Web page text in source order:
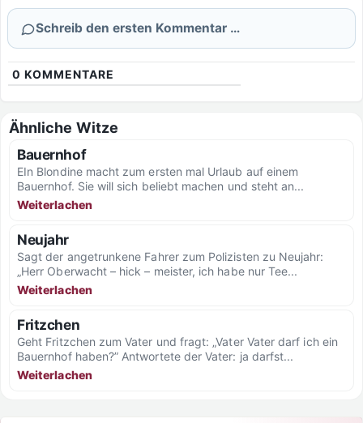
Schreib den ersten Kommentar …
0 KOMMENTARE
Ähnliche Witze
Bauernhof
EIn Blondine macht zum ersten mal Urlaub auf einem
Bauernhof. Sie will sich beliebt machen und steht an...
Weiterlachen
Neujahr
Sagt der angetrunkene Fahrer zum Polizisten zu Neujahr:
„Herr Oberwacht – hick – meister, ich habe nur Tee...
Weiterlachen
Fritzchen
Geht Fritzchen zum Vater und fragt: „Vater Vater darf ich ein
Bauernhof haben?” Antwortete der Vater: ja darfst...
Weiterlachen